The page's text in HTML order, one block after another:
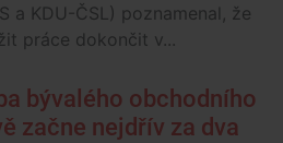
a KDU-ČSL) poznamenal, že
práce dokončit v...
bývalého obchodního
začne nejdřív za dva